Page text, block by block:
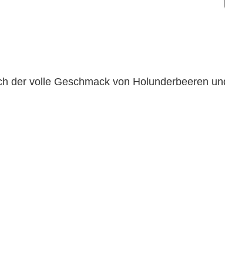
der volle Geschmack von Holunderbeeren